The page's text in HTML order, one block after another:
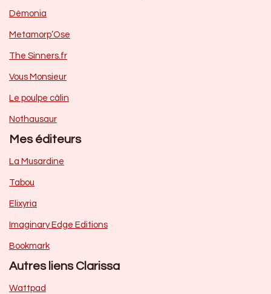
Dèmonia
Metamorp’Ose
The Sinners.fr
Vous Monsieur
Le poulpe câlin
Nothausaur
Mes éditeurs
La Musardine
Tabou
Elixyria
Imaginary Edge Editions
Bookmark
Autres liens Clarissa
Wattpad